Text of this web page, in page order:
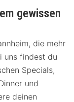
gewissen
die mehr
uns findest du
Specials,
und
deinen